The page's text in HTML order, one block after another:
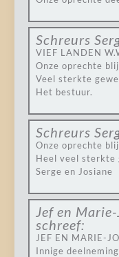
Schreurs
VIEF LANDEN
Onze oprechte
Veel sterkte
Het bestuur.
Schreurs
Onze oprechte
Heel veel sterkte
Serge en Josiane
Jef en
schreef:
JEF EN MARIE-
Innige